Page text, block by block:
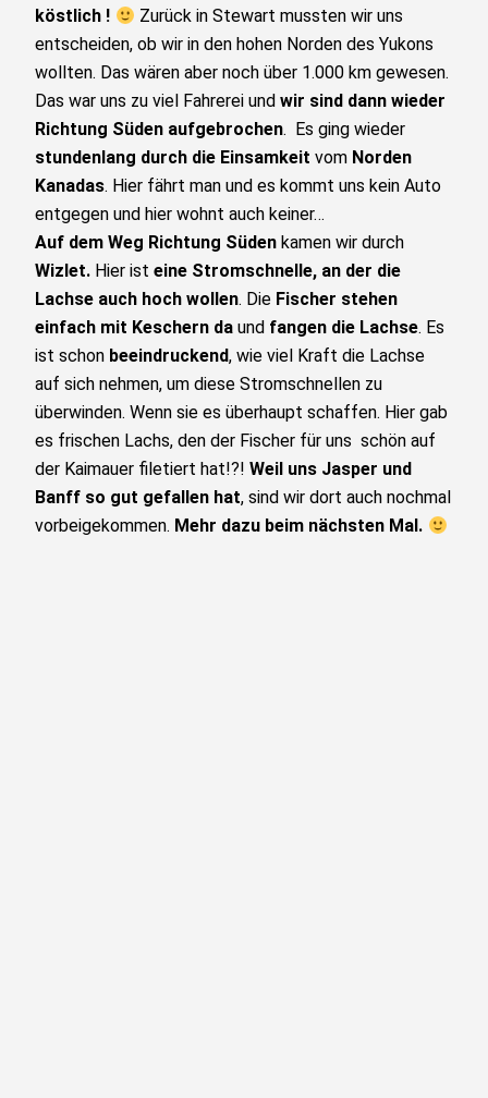
köstlich !
Zurück in Stewart mussten wir uns
entscheiden, ob wir in den hohen Norden des Yukons
wollten. Das wären aber noch über 1.000 km gewesen.
Das war uns zu viel Fahrerei undwir sind dann wieder
Richtung Süden aufgebrochen. Es ging wieder
stundenlang durch die Einsamkeit vom Norden
Kanadas. Hier fährt man und es kommt uns kein Auto
entgegen und hier wohnt auch keiner…
Auf dem Weg Richtung Süden kamen wir durch
Wizlet. Hier isteine Stromschnelle, an der die
Lachse auch hoch wollen. Die Fischer stehen
einfach mit Keschern da und fangen die Lachse. Es
ist schon beeindruckend, wie viel Kraft die Lachse
auf sich nehmen, um diese Stromschnellen zu
überwinden. Wenn sie es überhaupt schaffen. Hier gab
es frischen Lachs, den der Fischer für uns schön auf
der Kaimauer filetiert hat!?!Weil uns Jasper und
Banff so gut gefallen hat, sind wir dort auch nochmal
vorbeigekommen. Mehr dazu beim nächsten Mal.